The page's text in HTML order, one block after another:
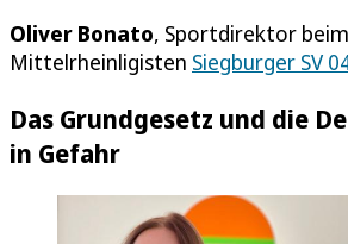
Oliver Bonato, Sportdirektor
Mittelrheinligisten Siegburger SV
Das Grundgesetz und die
in Gefahr